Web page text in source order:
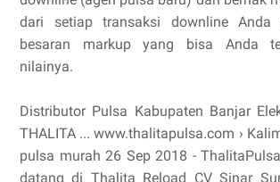
dari setiap transaksi downline Anda
besaran markup yang bisa Anda
nilainya.
Distributor Pulsa Kabupaten Banjar
THALITA ... www.thalitapulsa.com ›
pulsa murah 26 Sep 2018 -
datang di Thalita Reload CV Sinar